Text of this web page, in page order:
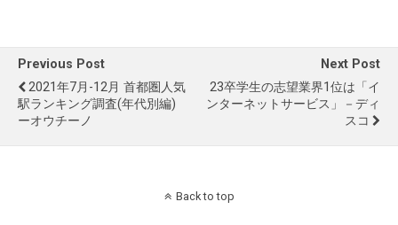
Previous Post
2021年7月-12月 首都圏人気
駅ランキング調査(年代別編)
ーオウチーノ
Next Post
23卒学生の志望業界1位は「イ
ンターネットサービス」－ディ
スコ
Back to top